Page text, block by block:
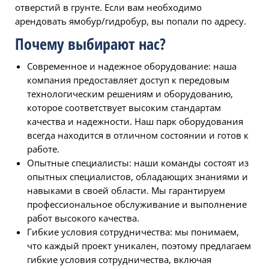
отверстий в грунте. Если вам необходимо
арендовать ямобур/гидробур, вы попали по адресу.
Почему выбирают нас?
Современное и надежное оборудование: наша
компания предоставляет доступ к передовым
технологическим решениям и оборудованию,
которое соответствует высоким стандартам
качества и надежности. Наш парк оборудования
всегда находится в отличном состоянии и готов к
работе.
Опытные специалисты: наши команды состоят из
опытных специалистов, обладающих знаниями и
навыками в своей области. Мы гарантируем
профессиональное обслуживание и выполнение
работ высокого качества.
Гибкие условия сотрудничества: мы понимаем,
что каждый проект уникален, поэтому предлагаем
гибкие условия сотрудничества, включая